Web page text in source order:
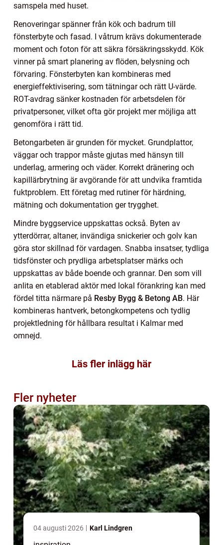
samspela med huset.
Renoveringar spänner från kök och badrum till
fönsterbyte och fasad. I våtrum krävs dokumenterade
moment och foton för att säkra försäkringsskydd. Kök
vinner på smart planering av flöden, belysning och
förvaring. Fönsterbyten kan kombineras med
energieffektivisering, som tätningar och rätt U-värde.
ROT-avdrag sänker kostnaden för arbetsdelen för
privatpersoner, vilket ofta gör projekt mer möjliga att
genomföra i rätt tid.
Betongarbeten är grunden för mycket. Grundplattor,
väggar och trappor måste gjutas med hänsyn till
underlag, armering och väder. Korrekt dränering och
kapillärbrytning är avgörande för att undvika framtida
fuktproblem. Ett företag med rutiner för härdning,
mätning och dokumentation ger trygghet.
Mindre byggservice uppskattas också. Byten av
ytterdörrar, altaner, invändiga snickerier och golv kan
göra stor skillnad för vardagen. Snabba insatser, tydliga
tidsfönster och prydliga arbetsplatser märks och
uppskattas av både boende och grannar. Den som vill
anlita en etablerad aktör med lokal förankring kan med
fördel titta närmare på Resby Bygg & Betong AB. Här
kombineras hantverk, betongkompetens och tydlig
projektledning för hållbara resultat i Kalmar med
omnejd.
Läs fler inlägg här
Fler nyheter
04 augusti 2026 Karl Lindgren